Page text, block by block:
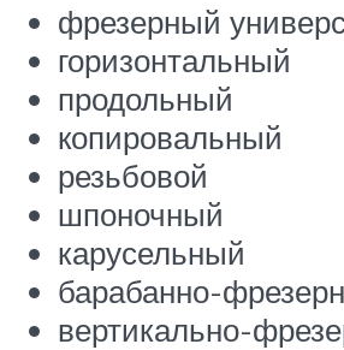
фрезерный
горизонтальный
продольный
копировальный
резьбовой
шпоночный
карусельный
барабанно-
вертикально-